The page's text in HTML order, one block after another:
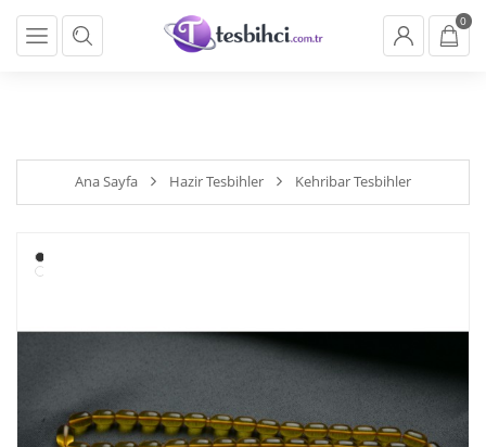
} backend_head_kapanis_oncesi1(); function
backend_head_kapanis_oncesi2(){ if (!cookies.marketing){return;}
backend_head_kapanis_oncesi2();
0
Ana Sayfa Hazir Tesbihler Kehribar Tesbihler